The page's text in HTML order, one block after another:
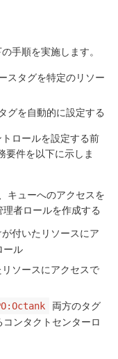
手順を実施します。
スタグを特定のリソー
グを自動的に設定する
ロールを設定する前
要件を以下に示しま
キューへのアクセスを
者ロールを作成する
付いたリソースにア
ール
ソースにアクセスで
両方のタグ
ンタクトセンターロ